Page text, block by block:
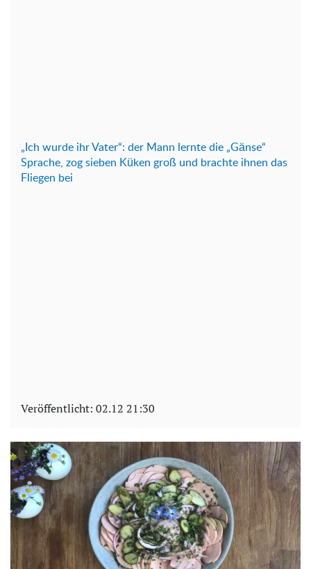
„Ich wurde ihr Vater“: der Mann lernte die „Gänse“
Sprache, zog sieben Küken groß und brachte ihnen das
Fliegen bei
Veröffentlicht: 02.12 21:30